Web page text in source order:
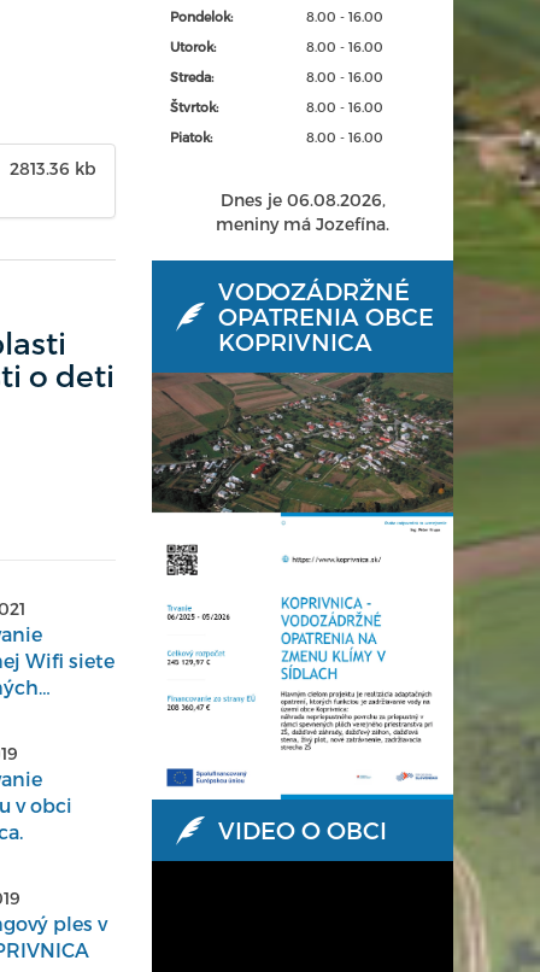
2813.36 kb
o deti
Wifi siete
v obci
ples v
Pondelok:
8.00 - 16.00
Utorok:
8.00 - 16.00
Streda:
8.00 - 16.00
Štvrtok:
8.00 - 16.00
Piatok:
8.00 - 16.00
Dnes je 06.08.2026,
meniny má Jozefína.
VODOZÁDRŽNÉ
OPATRENIA OBCE
KOPRIVNICA
VIDEO O OBCI